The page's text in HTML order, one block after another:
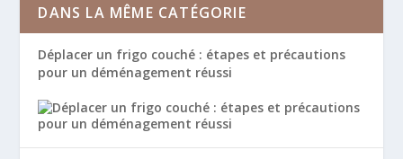
DANS LA MÊME CATÉGORIE
Déplacer un frigo couché : étapes et précautions
pour un déménagement réussi